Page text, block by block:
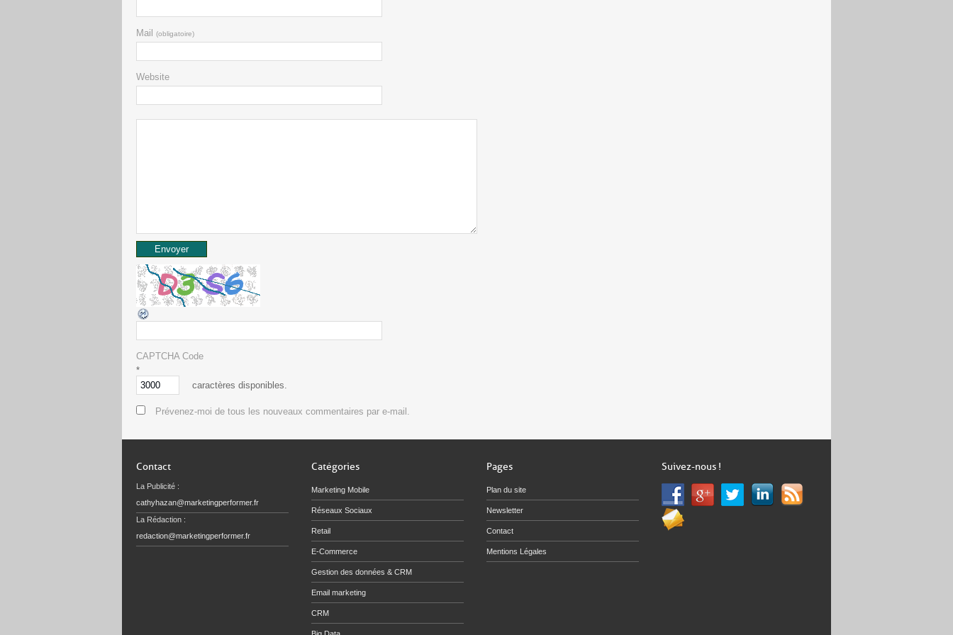
Mail (obligatoire)
Website
CAPTCHA Code
*
caractères disponibles.
Prévenez-moi de tous les nouveaux commentaires par e-mail.
Contact
La Publicité :
cathyhazan@marketingperformer.fr
La Rédaction :
redaction@marketingperformer.fr
Catégories
Marketing Mobile
Réseaux Sociaux
Retail
E-Commerce
Gestion des données & CRM
Email marketing
CRM
Pages
Plan du site
Newsletter
Contact
Mentions Légales
Suivez-nous !